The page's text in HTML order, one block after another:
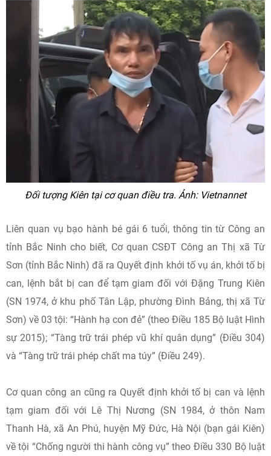
Đối tượng Kiên tại cơ quan điều tra. Ảnh: Vietnannet
Liên quan vụ bạo hành bé gái 6 tuổi, thông tin từ Công an
tỉnh Bắc Ninh cho biết, Cơ quan CSĐT Công an Thị xã Từ
Sơn (tỉnh Bắc Ninh) đã ra Quyết định khởi tố vụ án, khởi tố bị
can, lệnh bắt bị can để tạm giam đối với Đặng Trung Kiên
(SN 1974, ở khu phố Tân Lập, phường Đình Bảng, thị xã Từ
Sơn) về 03 tội: “Hành hạ con đẻ” (theo Điều 185 Bộ luật Hình
sự 2015); “Tàng trữ trái phép vũ khí quân dụng” (Điều 304)
và “Tàng trữ trái phép chất ma túy” (Điều 249).
Cơ quan công an cũng ra Quyết định khởi tố bị can và lệnh
tạm giam đối với Lê Thị Nương (SN 1984, ở thôn Nam
Thanh Hà, xã An Phú, huyện Mỹ Đức, Hà Nội (bạn gái Kiên)
về tội “Chống người thi hành công vụ” theo Điều 330 Bộ luật